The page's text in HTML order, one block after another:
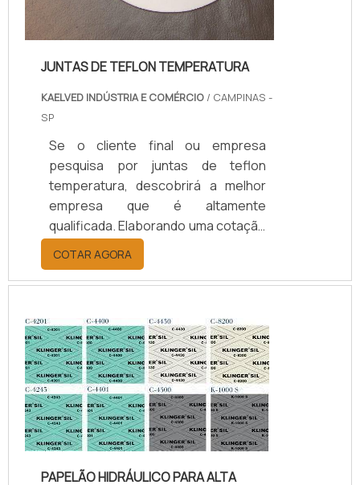
JUNTAS DE TEFLON TEMPERATURA
KAELVED INDÚSTRIA E COMÉRCIO / CAMPINAS -
SP
Se o cliente final ou empresa
pesquisa por juntas de teflon
temperatura, descobrirá a melhor
empresa que é altamente
qualificada. Elaborando uma cotação
por meio da plataforma e
descobrindo a melhor referência do
mercado.Sim, aqui é o lugar certo!
temperatura, com os colaboradores
da kaelved obterá excelente custo-
benefício com assessoria técnica
especializada.UM POUCO MAIS
SOBRE JUNTAS DE TEFLON
TEMPERA...
COTAR AGORA
PAPELÃO HIDRÁULICO PARA ALTA